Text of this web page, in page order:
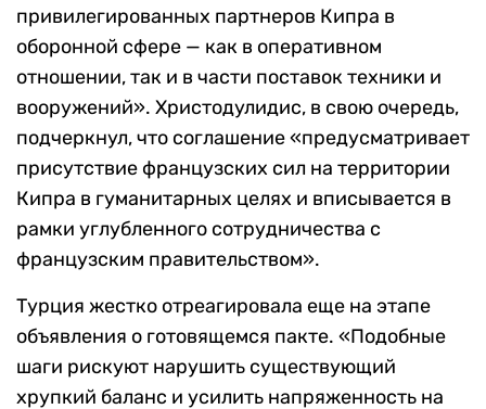
привилегированных партнеров Кипра в
оборонной сфере — как в оперативном
отношении, так и в части поставок техники и
вооружений». Христодулидис, в свою очередь,
подчеркнул, что соглашение «предусматривает
присутствие французских сил на территории
Кипра в гуманитарных целях и вписывается в
рамки углубленного сотрудничества с
французским правительством».
Турция жестко отреагировала еще на этапе
объявления о готовящемся пакте. «Подобные
шаги рискуют нарушить существующий
хрупкий баланс и усилить напряженность на